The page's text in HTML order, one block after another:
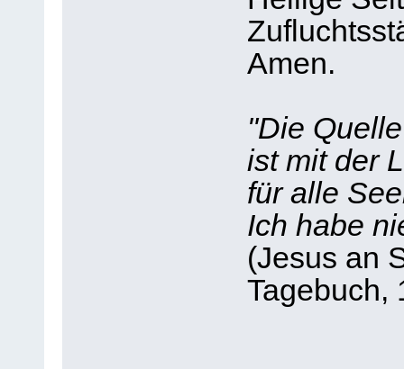
Amen.
"Die
ist mit der
für alle
Ich habe
(Jesus an
Tagebuch,